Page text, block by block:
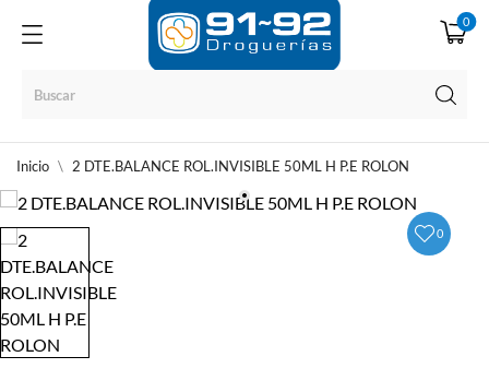
0
Inicio 2 DTE.BALANCE ROL.INVISIBLE 50ML H P.E ROLON
0